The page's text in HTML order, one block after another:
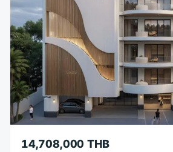
14,708,000 THB